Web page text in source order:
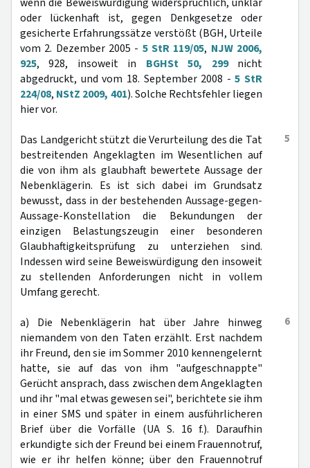
oder lückenhaft ist, gegen Denkgesetze oder
gesicherte Erfahrungssätze verstößt (BGH, Urteile
vom 2. Dezember 2005 - 5 StR 119/05, NJW 2006,
925, 928, insoweit in BGHSt 50, 299nicht
abgedruckt, und vom 18. September 2008 -5 StR
224/08, NStZ 2009, 401). Solche Rechtsfehler liegen
hier vor.
5
Das Landgericht stützt die Verurteilung des die Tat
bestreitenden Angeklagten im Wesentlichen auf
die von ihm als glaubhaft bewertete Aussage der
Nebenklägerin. Es ist sich dabei im Grundsatz
bewusst, dass in der bestehenden Aussage-gegen-
Aussage-Konstellation die Bekundungen der
einzigen Belastungszeugin einer besonderen
Glaubhaftigkeitsprüfung zu unterziehen sind.
Indessen wird seine Beweiswürdigung den insoweit
zu stellenden Anforderungen nicht in vollem
Umfang gerecht.
6
a) Die Nebenklägerin hat über Jahre hinweg
niemandem von den Taten erzählt. Erst nachdem
ihr Freund, den sie im Sommer 2010 kennengelernt
hatte, sie auf das von ihm "aufgeschnappte"
Gerücht ansprach, dass zwischen dem Angeklagten
und ihr "mal etwas gewesen sei", berichtete sie ihm
in einer SMS und später in einem ausführlicheren
Brief über die Vorfälle (UA S. 16 f.). Daraufhin
erkundigte sich der Freund bei einem Frauennotruf,
wie er ihr helfen könne; über den Frauennotruf